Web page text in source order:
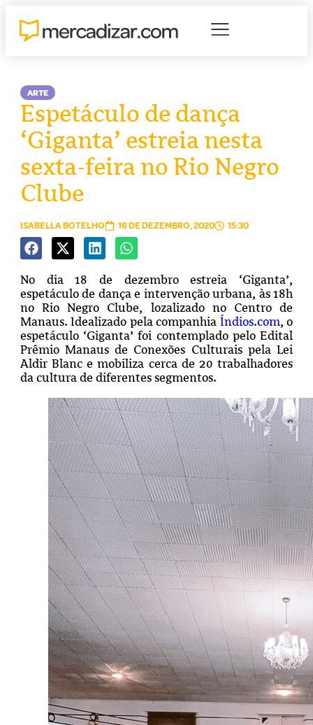
ARTE
Espetáculo de dança
‘Giganta’ estreia nesta
sexta-feira no Rio Negro
Clube
ISABELLA BOTELHO 16 DE DEZEMBRO, 2020 15:30
No dia 18 de dezembro estreia ‘Giganta’,
espetáculo de dança e intervenção urbana, às 18h
no Rio Negro Clube, lozalizado no Centro de
Manaus. Idealizado pela companhia Índios.com, o
espetáculo ‘Giganta’ foi contemplado pelo Edital
Prêmio Manaus de Conexões Culturais pela Lei
Aldir Blanc e mobiliza cerca de 20 trabalhadores
da cultura de diferentes segmentos.